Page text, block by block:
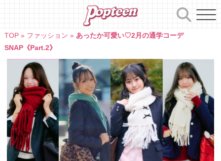
TOP» ファッション » あったか可愛い♡2月の通学コーデ
SNAP《Part.2》